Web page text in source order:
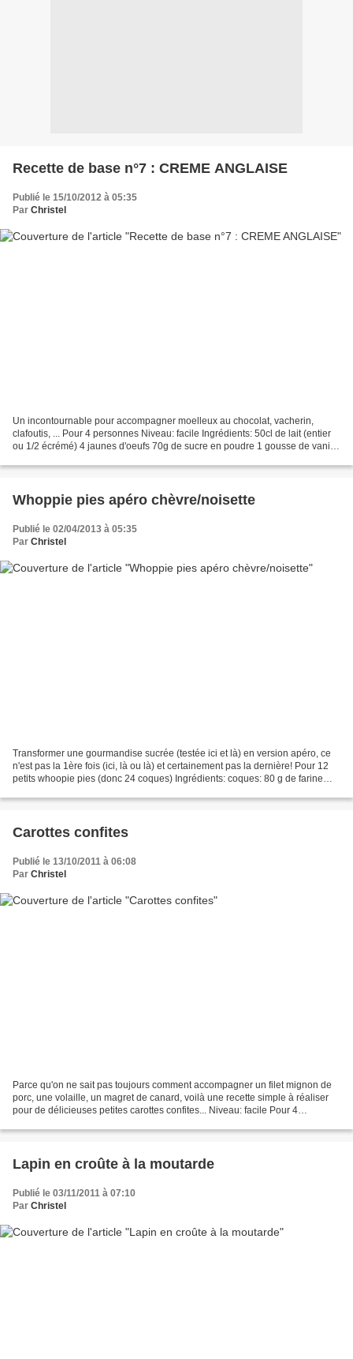
Recette de base n°7 : CREME ANGLAISE
Publié le 15/10/2012 à 05:35
Par Christel
Un incontournable pour accompagner moelleux au chocolat, vacherin,
clafoutis, ... Pour 4 personnes Niveau: facile Ingrédients: 50cl de lait (entier
ou 1/2 écrémé) 4 jaunes d'oeufs 70g de sucre en poudre 1 gousse de vanille
Whoppie pies apéro chèvre/noisette
Publié le 02/04/2013 à 05:35
Par Christel
Transformer une gourmandise sucrée (testée ici et là) en version apéro, ce
n'est pas la 1ère fois (ici, là ou là) et certainement pas la dernière! Pour 12
petits whoopie pies (donc 24 coques) Ingrédients: coques: 80 g de farine
Carottes confites
Publié le 13/10/2011 à 06:08
Par Christel
Parce qu'on ne sait pas toujours comment accompagner un filet mignon de
porc, une volaille, un magret de canard, voilà une recette simple à réaliser
pour de délicieuses petites carottes confites... Niveau: facile Pour 4
Lapin en croûte à la moutarde
Publié le 03/11/2011 à 07:10
Par Christel